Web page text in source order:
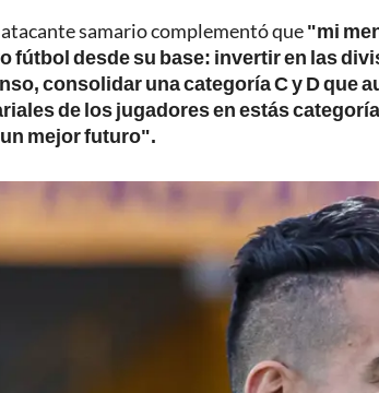
samario complementó que"mi
fútbol desde su base: invertir en las
consolidar una categoría C y D que
de los jugadores en estás
mejor futuro".